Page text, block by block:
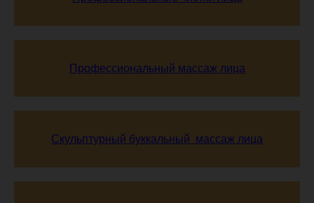
Профессиональный массаж лица
Скульптурный буккальный массаж лица